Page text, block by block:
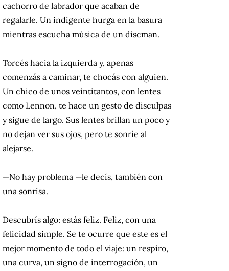
cachorro de labrador que acaban de
regalarle. Un indigente hurga en la basura
mientras escucha música de un discman.
Torcés hacia la izquierda y, apenas
comenzás a caminar, te chocás con alguien.
Un chico de unos veintitantos, con lentes
como Lennon, te hace un gesto de disculpas
y sigue de largo. Sus lentes brillan un poco y
no dejan ver sus ojos, pero te sonríe al
alejarse.
—No hay problema —le decís, también con
una sonrisa.
Descubrís algo: estás feliz. Feliz, con una
felicidad simple. Se te ocurre que este es el
mejor momento de todo el viaje: un respiro,
una curva, un signo de interrogación, un